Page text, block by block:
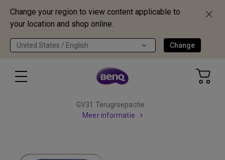
Change your region to view content applicable to
your location and shop online.
United States / English Change
GV31 Terugroepactie
Meer informatie